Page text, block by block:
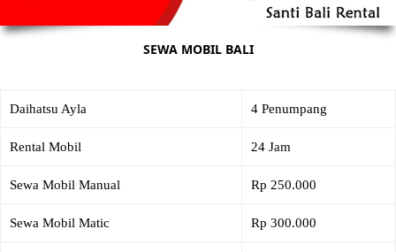
SEWA MOBIL BALI
Daihatsu Ayla 4 Penumpang
Rental Mobil 24 Jam
Sewa Mobil Manual Rp 250.000
Sewa Mobil Matic Rp 300.000